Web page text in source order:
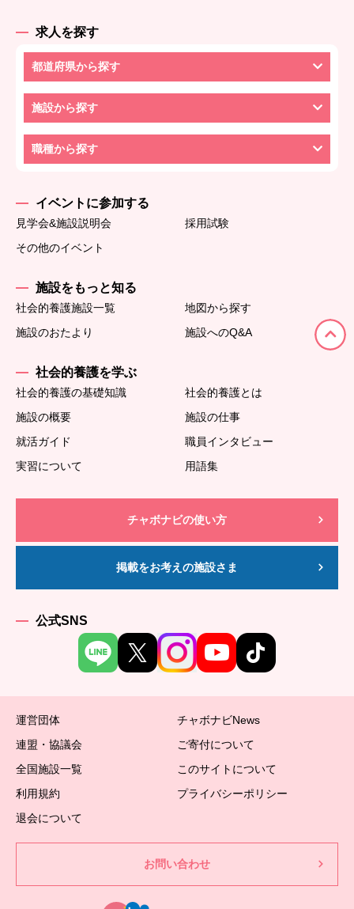
求人を探す
都道府県から探す
施設から探す
職種から探す
イベントに参加する
見学会&施設説明会
採用試験
その他のイベント
施設をもっと知る
社会的養護施設一覧
地図から探す
施設のおたより
施設へのQ&A
社会的養護を学ぶ
社会的養護の基礎知識
社会的養護とは
施設の概要
施設の仕事
就活ガイド
職員インタビュー
実習について
用語集
チャボナビの使い方
掲載をお考えの施設さま
公式SNS
運営団体
チャボナビNews
連盟・協議会
ご寄付について
全国施設一覧
このサイトについて
利用規約
プライバシーポリシー
退会について
お問い合わせ